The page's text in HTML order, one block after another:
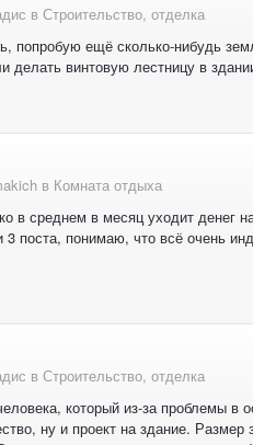
в Строительство, отделка
попробую ещё сколько-нибудь
винтовую лестницу в
в Комната отдыха
в среднем в месяц уходит денег
поста, понимаю, что всё очень
в Строительство, отделка
который из-за проблемы в
ну и проект на здание.